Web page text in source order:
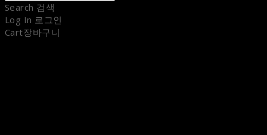
Search 검색
Log In 로그인
Cart장바구니